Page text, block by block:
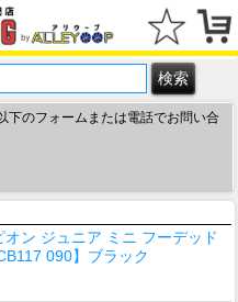
下のフォームまたは電話でお問い合
オン ジュニア ミニ フーデッド
090】ブラック